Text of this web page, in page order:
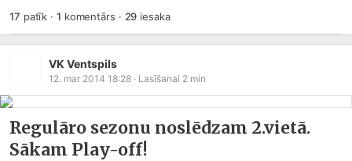
17 patīk · 1 komentārs · 29 iesaka
VK Ventspils
12. mar 2014 18:28 · Lasīšanai 2 min
Regulāro sezonu noslēdzam 2.vietā.
Sākam Play-off!